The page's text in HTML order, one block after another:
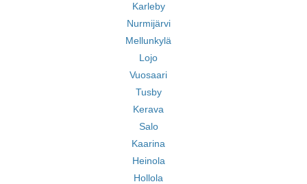
Karleby
Nurmijärvi
Mellunkylä
Lojo
Vuosaari
Tusby
Kerava
Salo
Kaarina
Heinola
Hollola